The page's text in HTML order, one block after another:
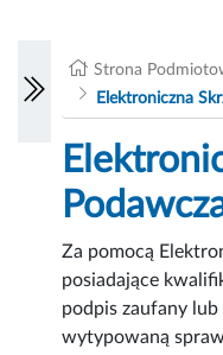
Strona
Elektroniczna
Za pomocą
posiadające
podpis zaufany lub
wytypowaną